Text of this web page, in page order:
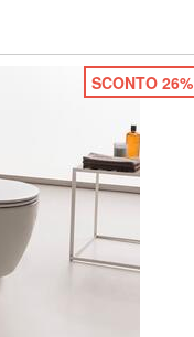
SCONTO 26%